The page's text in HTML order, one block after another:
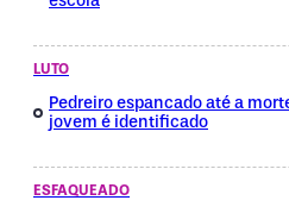
LUTO
Pedreiro espancado até a
jovem é identificado
ESFAQUEADO